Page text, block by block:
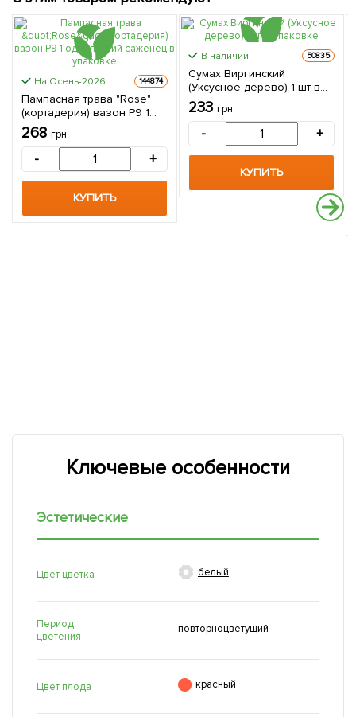
На Осень-2026 144874
Пампасная трава "Rose"
(кортадерия) вазон Р9 1
однолетний саженец в
упаковке
268 грн
- +
КУПИТЬ
В наличии. 50835
Сумах Виргинский
(Уксусное дерево) 1 шт в
упаковке
233 грн
- +
КУПИТЬ
Ключевые особенности
Эстетические
Цвет цветка  белый
Период
цветения
повторноцветущий
Цвет плода  красный